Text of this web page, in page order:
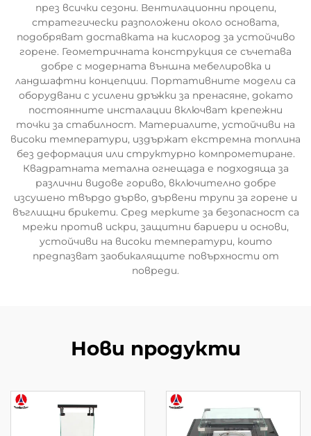
през всички сезони. Вентилационни процепи,
стратегически разположени около основата,
подобряват доставката на кислород за устойчиво
горене. Геометричната конструкция се съчетава
добре с модерната външна мебелировка и
ландшафтни концепции. Портативните модели са
оборудвани с усилени дръжки за пренасяне, докато
постоянните инсталации включват крепежни
точки за стабилност. Материалите, устойчиви на
високи температури, издържат екстремна топлина
без деформация или структурно компрометиране.
Квадратната метална огнещада е подходяща за
различни видове гориво, включително добре
изсушено твърдо дърво, дървени трупи за горене и
въглищни брикети. Сред мерките за безопасност са
мрежи против искри, защитни бариери и основи,
устойчиви на високи температури, които
предпазват заобикалящите повърхности от
повреди.
Нови продукти